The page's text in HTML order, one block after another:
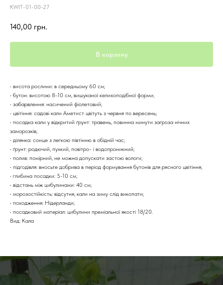
KWIT-01-00-27
140,00 грн.
В корзину
• висота рослини: в середньому 60 см;
• бутон: висотою 8-10 см, вишуканої келихоподібної форми;
• забарвлення: насичений фіолетовий;
• цвітіння: садові кали Аметист цвітуть з червня по вересень;
• посадка кали у відкритий ґрунт: травень, повинна минути загроза нічних
заморозків;
• ділянка: сонце з легкою півтінню в обідній час;
• ґрунт: родючий, пухкий, повітро- і водопроникний;
• полив: помірний, не можна допускати застою вологи;
• підгодівля: вносьте добрива в період формування бутонів для рясного цвітіння;
• глибина посадки: 5-10 см;
• відстань між цибулинами: 40 см;
• морозостійкість: відсутня, кали на зиму слід викопати;
• походження: Нідерланди;
• посадковий матеріал: цибулини преміальної якості 18/20.
Вид: Кала